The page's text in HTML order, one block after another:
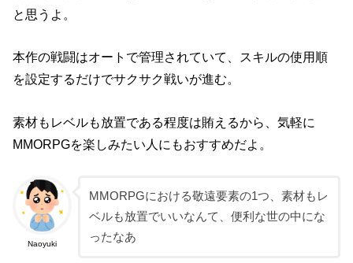
と思うよ。
本作の戦闘はオートで管理されていて、スキルの使用順
を設定するだけでサクサク戦いが進む。
素材もレベルも放置である程度は賄えるから、気軽に
MMORPGを楽しみたい人にもおすすめだよ。
Naoyuki
MMORPGにおける敬遠要素の1つ、素材もレ
ベルも放置でいいなんて、便利な世の中にな
ったなあ